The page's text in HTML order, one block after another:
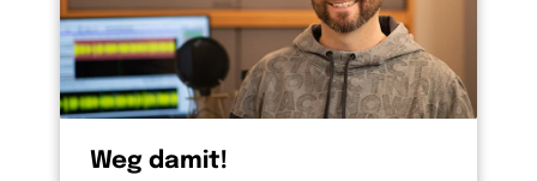
Weg damit!